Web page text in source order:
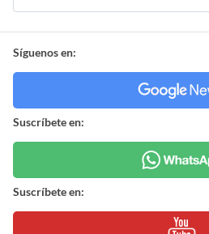
Síguenos en:
Suscríbete en:
Suscríbete en: